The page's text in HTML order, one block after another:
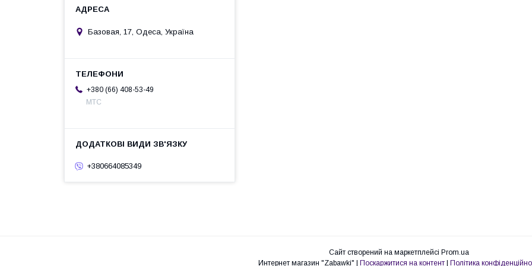
Базовая, 17, Одеса, Україна
+380 (66) 408-53-49
МТС
+380664085349
Сайт створений на маркетплейсі Prom.ua
Поскаржитися на контент Політика